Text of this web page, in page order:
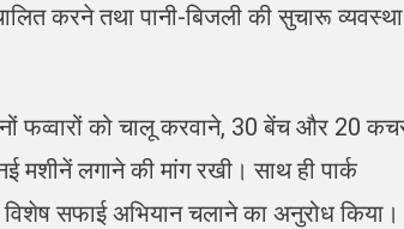
करने तथा पानी-बिजली की सुचारू व्यवस्था
फव्वारों को चालू करवाने, 30 बेंच और 20
लगाने की मांग रखी। साथ ही पार्क
विशेष सफाई अभियान चलाने का अनुरोध किया।